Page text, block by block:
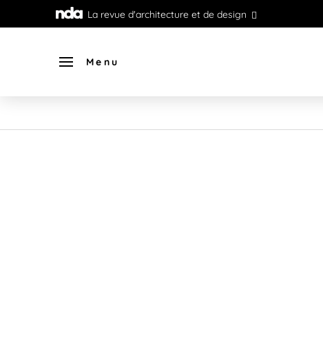
La revue d'architecture et de design
Menu